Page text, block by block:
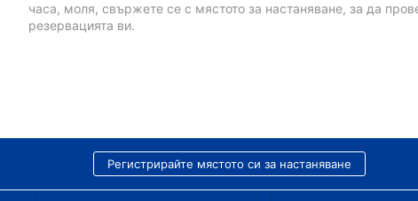
часа, моля, свържете се с мястото за настаняване, за да
резервацията ви.
Регистрирайте мястото си за настаняване